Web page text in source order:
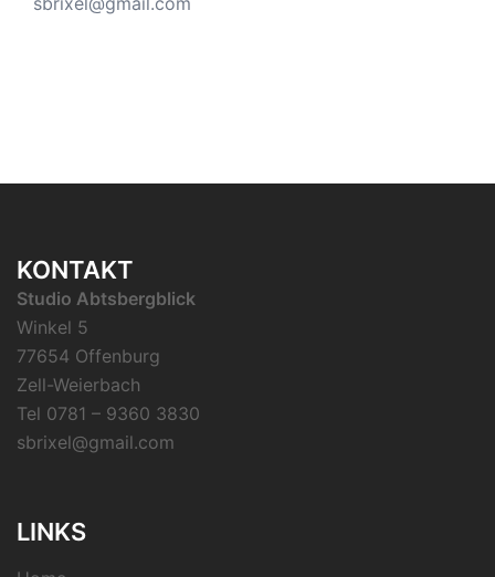
KONTAKT
Studio Abtsbergblick
Winkel 5
77654 Offenburg
Zell-Weierbach
Tel 0781 – 9360 3830
sbrixel@gmail.com
LINKS